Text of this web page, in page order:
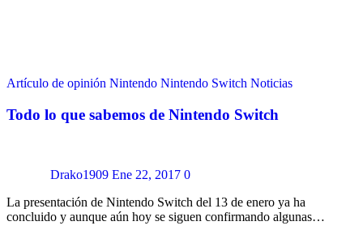
Artículo de opinión Nintendo Nintendo Switch Noticias
Todo lo que sabemos de Nintendo Switch
Drako1909 Ene 22, 2017 0
La presentación de Nintendo Switch del 13 de enero ya ha
concluido y aunque aún hoy se siguen confirmando algunas…